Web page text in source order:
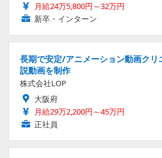
月給24万5,800円～32万円
新卒・インターン
長期で安定/アニメーション動画ク
説動画を制作
株式会社LOP
大阪府
月給29万2,200円～45万円
正社員